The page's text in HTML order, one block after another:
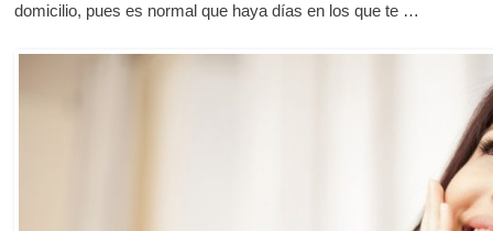
domicilio, pues es normal que haya días en los que te …